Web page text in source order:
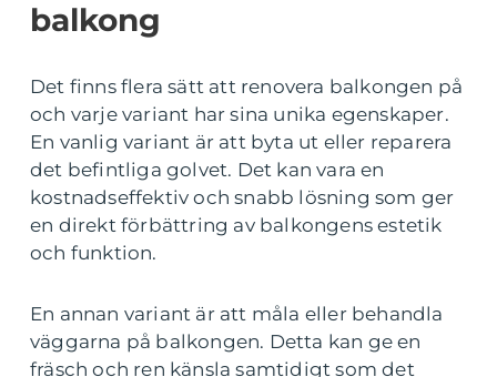
balkong
Det finns flera sätt att renovera balkongen på
och varje variant har sina unika egenskaper.
En vanlig variant är att byta ut eller reparera
det befintliga golvet. Det kan vara en
kostnadseffektiv och snabb lösning som ger
en direkt förbättring av balkongens estetik
och funktion.
En annan variant är att måla eller behandla
väggarna på balkongen. Detta kan ge en
fräsch och ren känsla samtidigt som det